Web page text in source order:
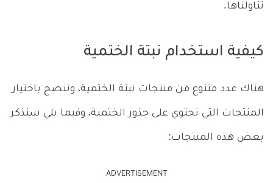
تناولناها.
كيفية استخدام نبتة الختمية
هناك عدد متنوع من منتجات نبتة الختمية، وننصح باختيار
المنتجات التي تحتوي على جذور الختمية، وفيما يلي سنذكر
بعض هذه المنتجات:
ADVERTISEMENT